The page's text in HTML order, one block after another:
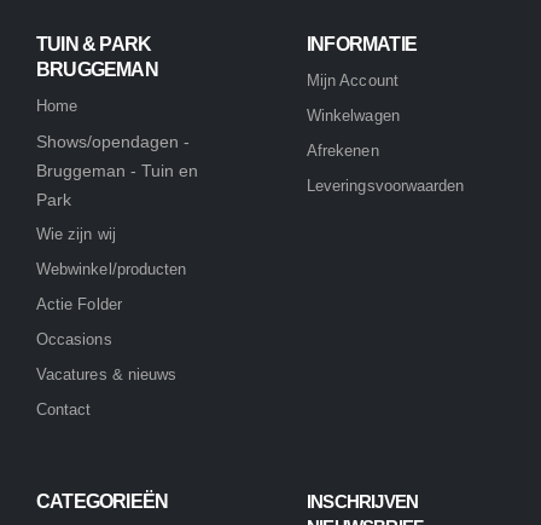
TUIN & PARK
BRUGGEMAN
Home
Shows/opendagen -
Bruggeman - Tuin en
Park
Wie zijn wij
Webwinkel/producten
Actie Folder
Occasions
Vacatures & nieuws
Contact
INFORMATIE
Mijn Account
Winkelwagen
Afrekenen
Leveringsvoorwaarden
CATEGORIEËN
INSCHRIJVEN